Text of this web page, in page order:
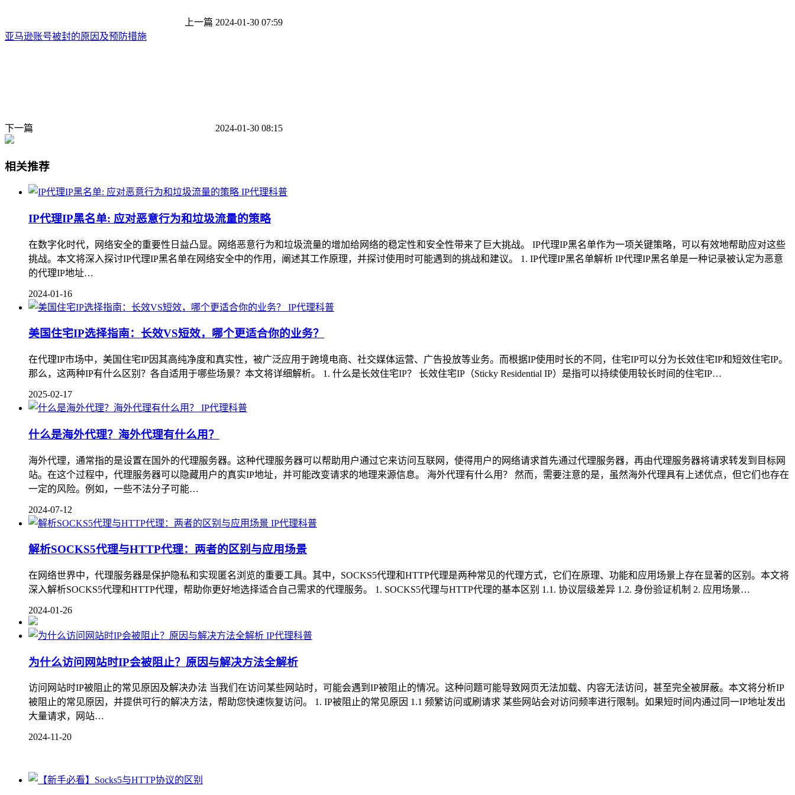
上一篇 2024-01-30 07:59
亚马逊账号被封的原因及预防措施
下一篇 2024-01-30 08:15
相关推荐
IP代理科普
IP代理IP黑名单: 应对恶意行为和垃圾流量的策略
在数字化时代，网络安全的重要性日益凸显。网络恶意行为和垃圾流量的增加给网络的稳定性和安全性带来了巨大挑战。 IP代理IP黑名单作为一项关键策略，可以有效地帮助应对这些
挑战。本文将深入探讨IP代理IP黑名单在网络安全中的作用，阐述其工作原理，并探讨使用时可能遇到的挑战和建议。 1. IP代理IP黑名单解析 IP代理IP黑名单是一种记录被认定为恶意
的代理IP地址…
2024-01-16
IP代理科普
美国住宅IP选择指南：长效VS短效，哪个更适合你的业务？
在代理IP市场中，美国住宅IP因其高纯净度和真实性，被广泛应用于跨境电商、社交媒体运营、广告投放等业务。而根据IP使用时长的不同，住宅IP可以分为长效住宅IP和短效住宅IP。
那么，这两种IP有什么区别？各自适用于哪些场景？本文将详细解析。 1. 什么是长效住宅IP？ 长效住宅IP（Sticky Residential IP）是指可以持续使用较长时间的住宅IP…
2025-02-17
IP代理科普
什么是海外代理？海外代理有什么用？
海外代理，通常指的是设置在国外的代理服务器。这种代理服务器可以帮助用户通过它来访问互联网，使得用户的网络请求首先通过代理服务器，再由代理服务器将请求转发到目标网
站。在这个过程中，代理服务器可以隐藏用户的真实IP地址，并可能改变请求的地理来源信息。 海外代理有什么用？ 然而，需要注意的是，虽然海外代理具有上述优点，但它们也存在
一定的风险。例如，一些不法分子可能…
2024-07-12
IP代理科普
解析SOCKS5代理与HTTP代理：两者的区别与应用场景
在网络世界中，代理服务器是保护隐私和实现匿名浏览的重要工具。其中，SOCKS5代理和HTTP代理是两种常见的代理方式，它们在原理、功能和应用场景上存在显著的区别。本文将
深入解析SOCKS5代理和HTTP代理，帮助你更好地选择适合自己需求的代理服务。 1. SOCKS5代理与HTTP代理的基本区别 1.1. 协议层级差异 1.2. 身份验证机制 2. 应用场景…
2024-01-26
IP代理科普
为什么访问网站时IP会被阻止？原因与解决方法全解析
访问网站时IP被阻止的常见原因及解决办法 当我们在访问某些网站时，可能会遇到IP被阻止的情况。这种问题可能导致网页无法加载、内容无法访问，甚至完全被屏蔽。本文将分析IP
被阻止的常见原因，并提供可行的解决方法，帮助您快速恢复访问。 1. IP被阻止的常见原因 1.1 频繁访问或刷请求 某些网站会对访问频率进行限制。如果短时间内通过同一IP地址发出
大量请求，网站…
2024-11-20